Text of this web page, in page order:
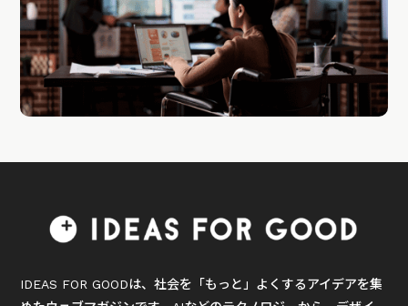
IDEAS FOR GOODは、社会を「もっと」よくするアイデアを集